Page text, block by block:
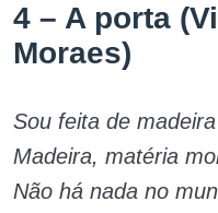
4 – A porta
Moraes)
Sou feita de madeira
Madeira, matéria
Não há nada no